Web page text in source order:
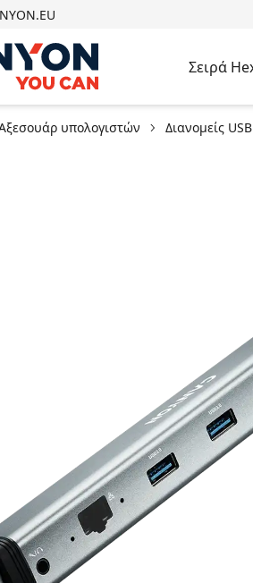
Σειρά
υπολογιστών Διανομείς USB